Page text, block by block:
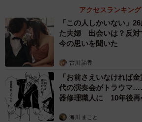
— アジ@カワダーランド
アジ@カワダーランドさんのTwitterア
宅でディズニーを再現する人たちの溢
熱の一端を垣間見ることができます。
アクセスランキング
「この人しかいない」
た夫婦 出会いは？反
今の思いを聞いた
古川 諭香
「お前さえいなければ
代の演奏会がトラウマ
器修理職人に 10年後再
海川 まこと